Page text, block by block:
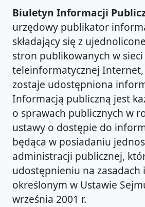
Biuletyn Informacji
urzędowy publikator
składający się z
stron publikowanych w sieci
teleinformatycznej
zostaje udostępniona
Informacją publiczną jest
o sprawach publicznych w
ustawy o dostępie do
będąca w posiadaniu
administracji publicznej,
udostępnieniu na zasadach
określonym w Ustawie
września 2001 r.